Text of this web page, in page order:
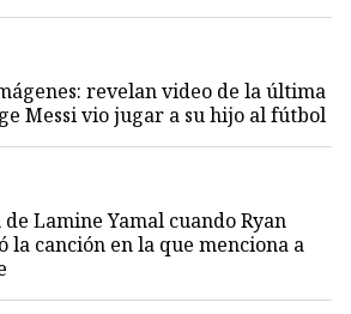
revelan video de la última
Messi vio jugar a su hijo al fútbol
Lamine Yamal cuando Ryan
la canción en la que menciona a